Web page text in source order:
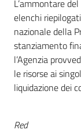
L’ammontare
elenchi
nazionale della
stanziamento
l’Agenzia
le risorse ai
liquidazione dei
Red